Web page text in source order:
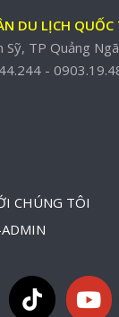
DU LỊCH QUỐC
Sỹ, TP Quảng
-
CHÚNG TÔI